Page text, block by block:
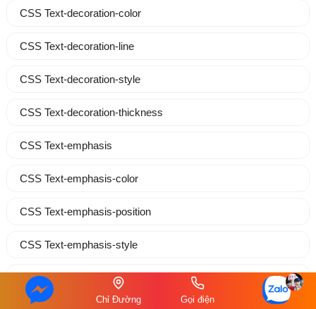
CSS Text-decoration-color
CSS Text-decoration-line
CSS Text-decoration-style
CSS Text-decoration-thickness
CSS Text-emphasis
CSS Text-emphasis-color
CSS Text-emphasis-position
CSS Text-emphasis-style
CSS Text-indent
Chỉ Đường Gọi điện